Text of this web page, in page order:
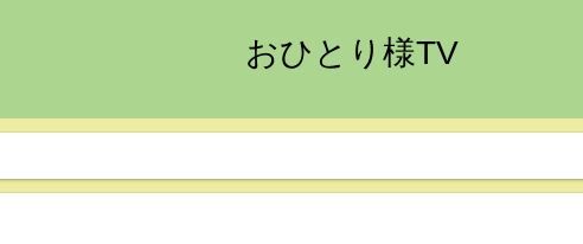
おひとり様TV